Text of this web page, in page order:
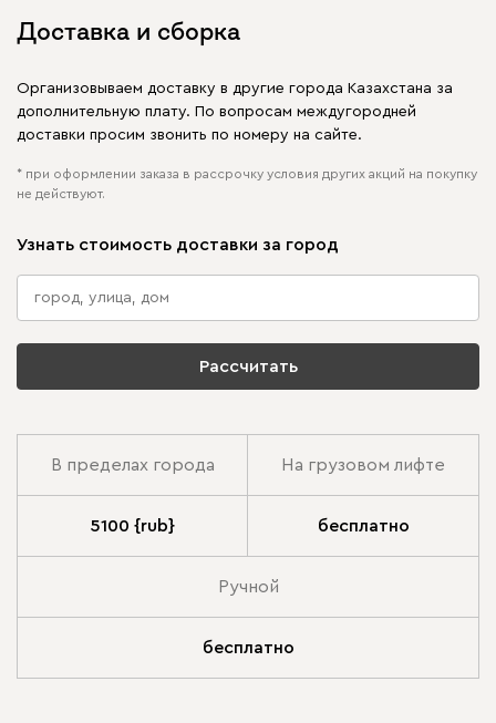
Доставка и сборка
Организовываем доставку в другие города Казахстана за
дополнительную плату. По вопросам междугородней
доставки просим звонить по номеру на сайте.
* при оформлении заказа в рассрочку условия других акций на покупку
не действуют.
Узнать стоимость доставки за город
Рассчитать
В пределах города На грузовом лифте
5100 {rub} бесплатно
Ручной
бесплатно